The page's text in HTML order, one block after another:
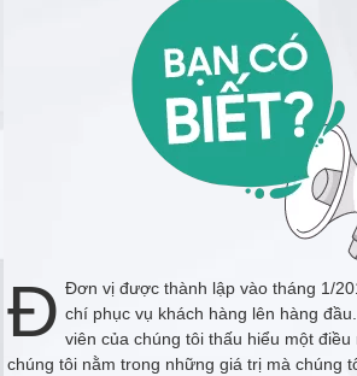
Đ Đơn vị được thành lập vào tháng 1/
chí phục vụ khách hàng lên hàng
viên của chúng tôi thấu hiểu một
chúng tôi nằm trong những giá trị mà chúng